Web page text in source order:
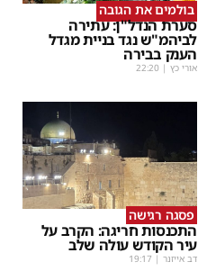
בולמים את הגובה
סערת הנדל"ן: עתירה
לביהמ"ש נגד בניית מגדל
הענק בבירה
אורי כץ |
22:20
פסגה רגישה
התכנסות חריגה: הקרב על
עיר הקודש עולה שלב
דב אייזנר |
19:17